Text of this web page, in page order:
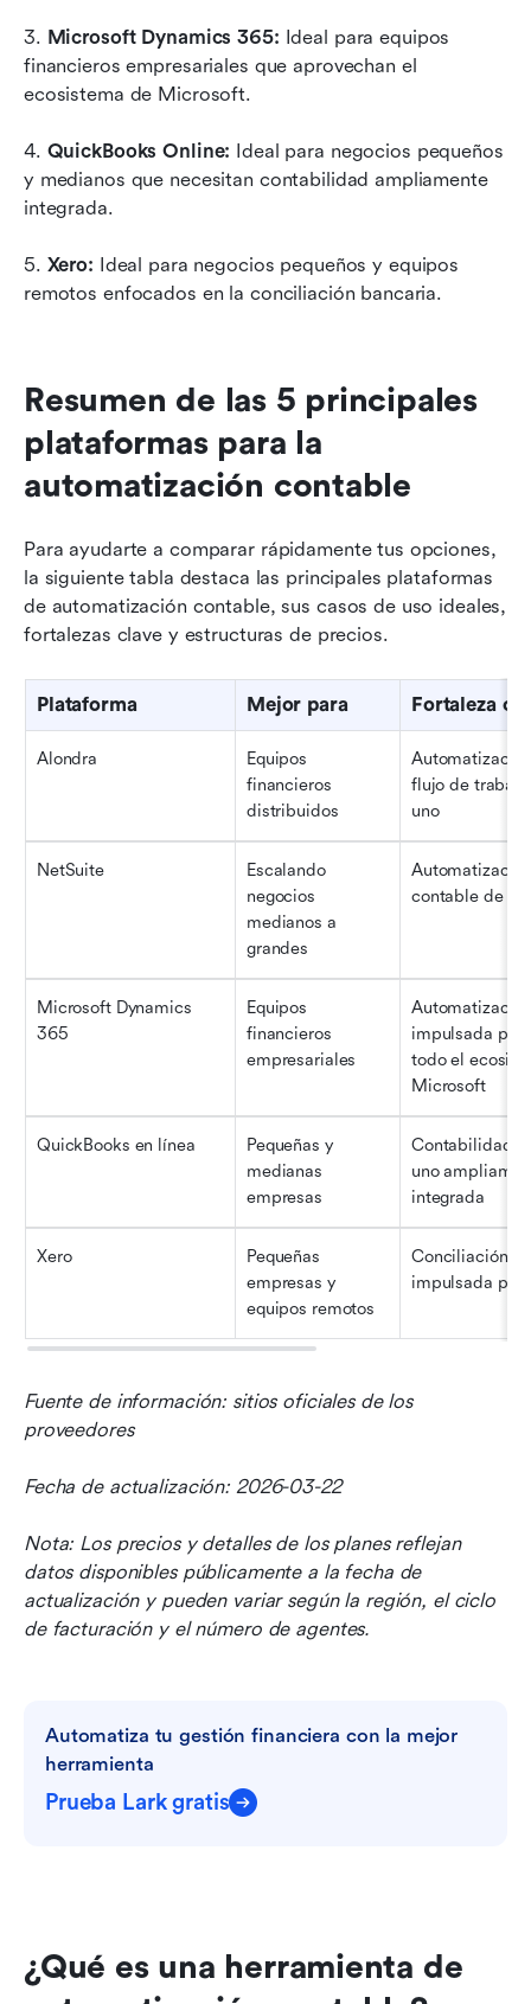
3. Microsoft Dynamics 365: Ideal para equipos
financieros empresariales que aprovechan el
ecosistema de Microsoft.
4. QuickBooks Online: Ideal para negocios pequeños
y medianos que necesitan contabilidad ampliamente
integrada.
5. Xero: Ideal para negocios pequeños y equipos
remotos enfocados en la conciliación bancaria.
Resumen de las 5 principales
plataformas para la
automatización contable
Para ayudarte a comparar rápidamente tus opciones,
la siguiente tabla destaca las principales plataformas
de automatización contable, sus casos de uso ideales,
fortalezas clave y estructuras de precios.
Plataforma Mejor para Fortaleza
Alondra
Equipos
financieros
distribuidos
flujo de
uno
NetSuite
Escalando
negocios
medianos a
grandes
contable de
Microsoft Dynamics
365
Equipos
financieros
empresariales
impulsada por
todo el
Microsoft
QuickBooks en línea
Pequeñas y
medianas
empresas
Contabilidad
uno
integrada
Xero
Pequeñas
empresas y
equipos remotos
Conciliación
impulsada por
Fuente de información: sitios oficiales de los
proveedores
Fecha de actualización: 2026-03-22
Nota: Los precios y detalles de los planes reflejan
datos disponibles públicamente a la fecha de
actualización y pueden variar según la región, el ciclo
de facturación y el número de agentes.
Automatiza tu gestión financiera con la mejor
herramienta
Prueba Lark gratis
¿Qué es una herramienta de